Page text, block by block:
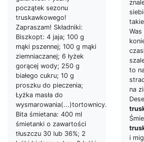
Was
to
na
i
początek sezonu
truskawkowego!
Zapraszam! Składniki:
Biszkopt: 4 jaja; 100 g
mąki pszennej; 100 g mąki
ziemniaczanej; 6 łyżek
gorącej wody; 250 g
białego cukru; 10 g
proszku do pieczenia;
Łyżka masła do
wysmarowania(...)tortownicy.
Bita śmietana: 400 ml
śmietanki o zawartości
tłuszczu 30 lub 36%; 2